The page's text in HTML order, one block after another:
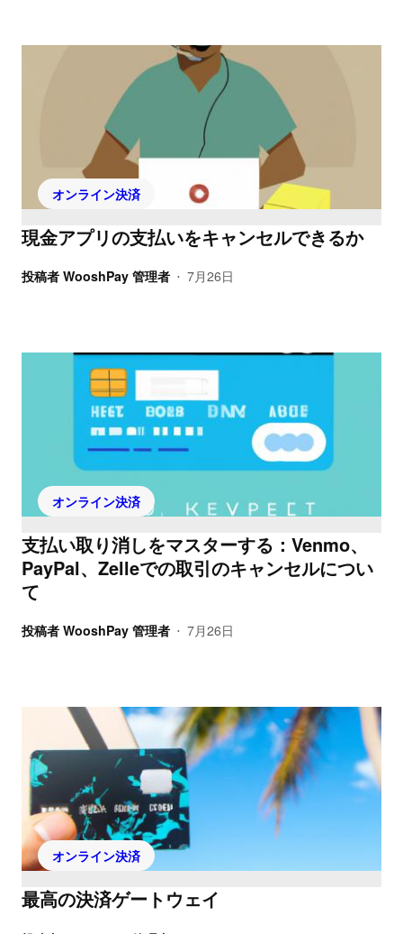
オンライン決済
現金アプリの支払いをキャンセルできるか
投稿者 WooshPay 管理者 • 7月26日
オンライン決済
支払い取り消しをマスターする：Venmo、
PayPal、Zelleでの取引のキャンセルについ
て
投稿者 WooshPay 管理者 • 7月26日
オンライン決済
最高の決済ゲートウェイ